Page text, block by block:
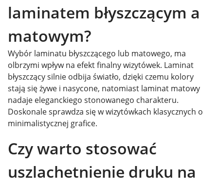
laminatem błyszczącym a
matowym?
Wybór laminatu błyszczącego lub matowego, ma
olbrzymi wpływ na efekt finalny wizytówek. Laminat
błyszczący silnie odbija światło, dzięki czemu kolory
stają się żywe i nasycone, natomiast laminat matowy
nadaje eleganckiego stonowanego charakteru.
Doskonale sprawdza się w wizytówkach klasycznych o
minimalistycznej grafice.
Czy warto stosować
uszlachetnienie druku na